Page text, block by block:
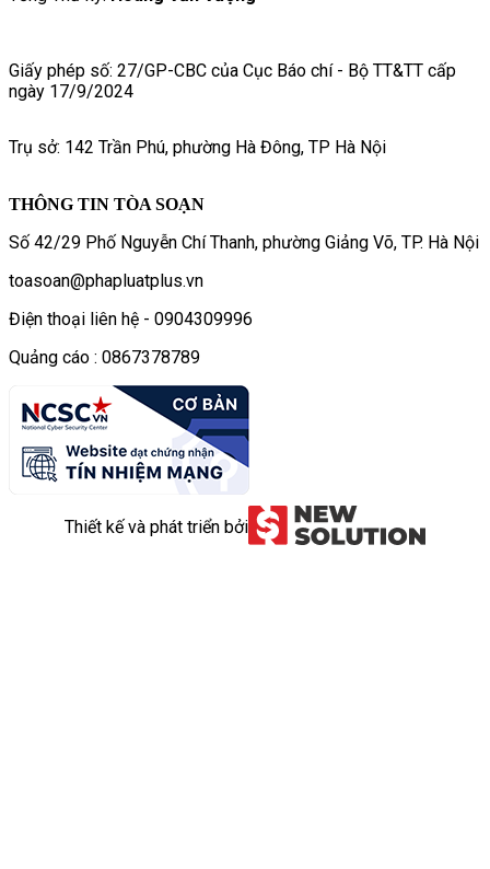
Giấy phép số: 27/GP-CBC của Cục Báo chí - Bộ TT&TT cấp
ngày 17/9/2024
Trụ sở: 142 Trần Phú, phường Hà Đông, TP Hà Nội
THÔNG TIN TÒA SOẠN
Số 42/29 Phố Nguyễn Chí Thanh, phường Giảng Võ, TP. Hà Nội
toasoan@phapluatplus.vn
Điện thoại liên hệ - 0904309996
Quảng cáo : 0867378789
Thiết kế và phát triển bởi